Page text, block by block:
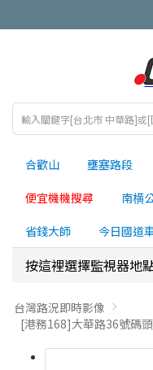
合歡山 壅塞路段
便宜機機搜尋 南横
省錢大師 今日國道
按這裡選擇監視器地
台灣路況即時影像
[港務168]大華路36號碼